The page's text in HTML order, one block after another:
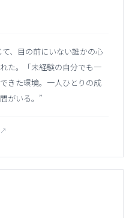
、目の前にいない誰かの心
た。「未経験の自分でも一
きた環境。一人ひとりの成
がいる。 ”
↗